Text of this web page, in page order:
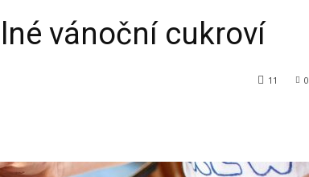
vánoční cukroví
0
11